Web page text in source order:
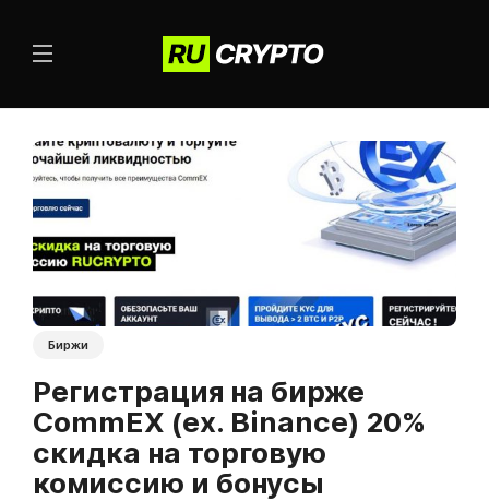
Биржи
Регистрация на бирже
CommEX (ex. Binance) 20%
скидка на торговую
комиссию и бонусы